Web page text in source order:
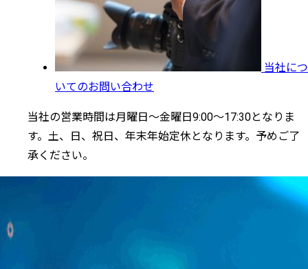
当社につ
いてのお問い合わせ
当社の営業時間は月曜日～金曜日9:00～17:30となりま
す。土、日、祝日、年末年始定休となります。予めご了
承ください。